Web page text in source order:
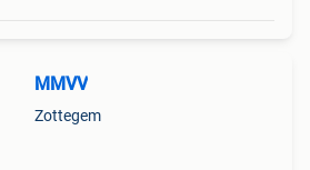
MMVV
Zottegem